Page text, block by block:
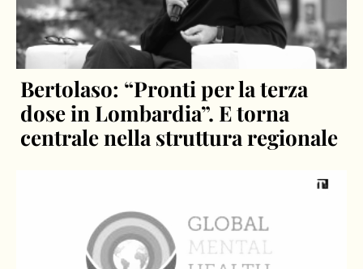
Bertolaso: “Pronti per la terza
dose in Lombardia”. E torna
centrale nella struttura regionale